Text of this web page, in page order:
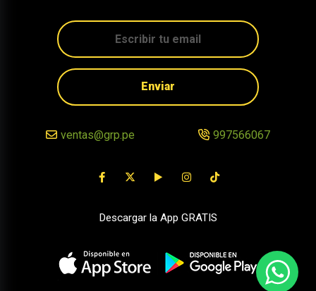
Enviar
ventas@grp.pe 997566067
Descargar la App GRATIS